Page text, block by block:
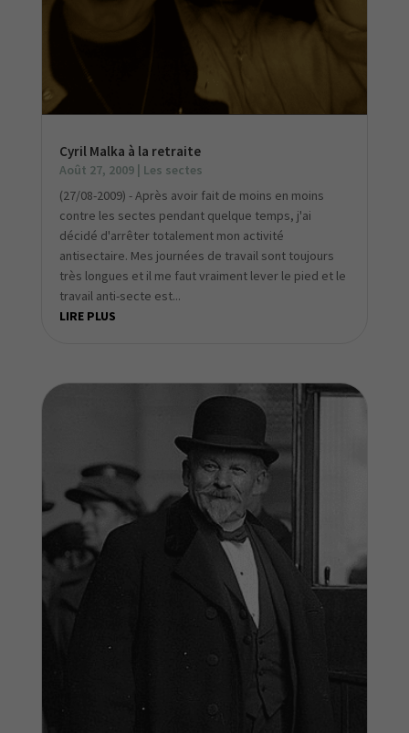
Cyril Malka à la retraite
Août 27, 2009| Les sectes
(27/08-2009) - Après avoir fait de moins en moins
contre les sectes pendant quelque temps, j'ai
décidé d'arrêter totalement mon activité
antisectaire. Mes journées de travail sont toujours
très longues et il me faut vraiment lever le pied et le
travail anti-secte est...
LIRE PLUS